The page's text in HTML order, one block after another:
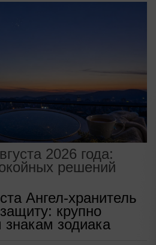
2026 года:
решений
Ангел-хранитель
крупно
знакам зодиака